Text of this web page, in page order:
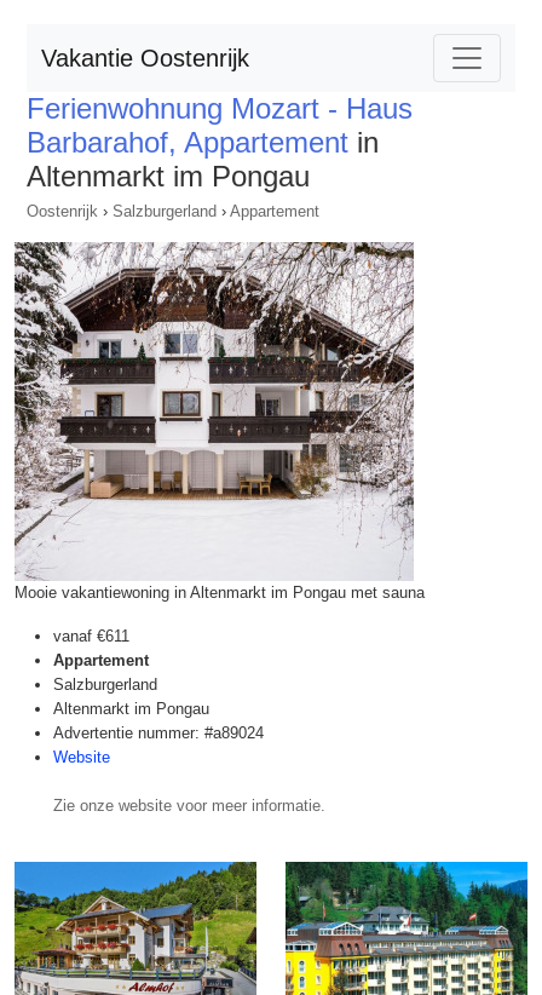
Vakantie Oostenrijk
Ferienwohnung Mozart - Haus
Barbarahof, Appartement in
Altenmarkt im Pongau
Oostenrijk › Salzburgerland › Appartement
Mooie vakantiewoning in Altenmarkt im Pongau met sauna
vanaf €611
Appartement
Salzburgerland
Altenmarkt im Pongau
Advertentie nummer: #a89024
Website
Zie onze website voor meer informatie.